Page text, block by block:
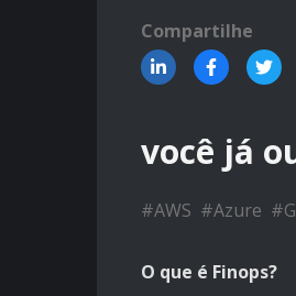
Compartilhe
você já
#AWS #Azure #
O que é Finops?